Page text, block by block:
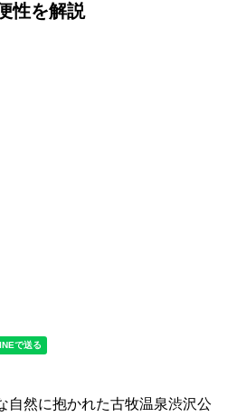
性を解説
自然に抱かれた古牧温泉渋沢公